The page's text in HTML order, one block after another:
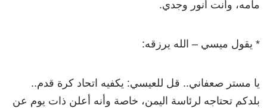
مامه، وأنت أنور وجدي.
* يقول ميسي – الله يرزقه:
يا مستر صعفاني.. قل للعيسي: يكفيه اتحاد كرة قدم..
بلدكم تحتاجه لرئاسة اليمن، خاصة وأنه أعلن ذات يوم عن